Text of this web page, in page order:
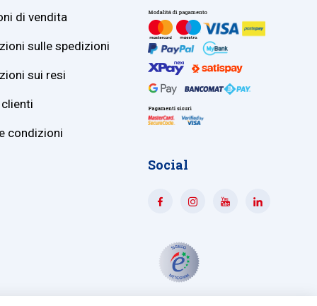
di vendita
sulle spedizioni
sui resi
condizioni
Social